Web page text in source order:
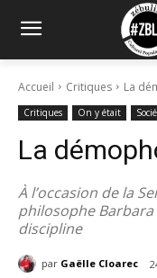
Accueil Critiques La
Critiques On y était
La
À l’occasion de la
philosophe
discipline
par Gaëlle Cloarec